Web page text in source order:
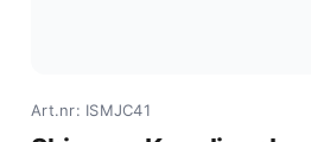
Art.nr: ISMJC41